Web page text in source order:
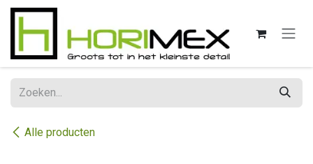
Overslaan naar inhoud
Alle producten